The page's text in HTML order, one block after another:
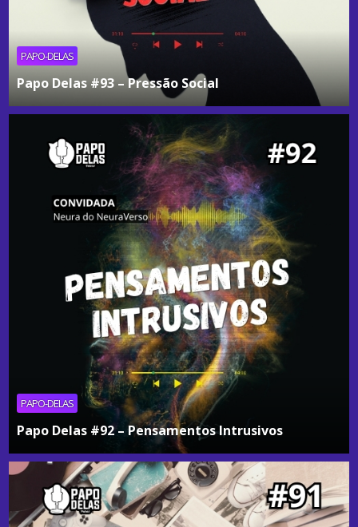
PAPO-DELAS
Papo Delas #93 – Pressão Social
PAPO-DELAS
Papo Delas #92 – Pensamentos Intrusivos